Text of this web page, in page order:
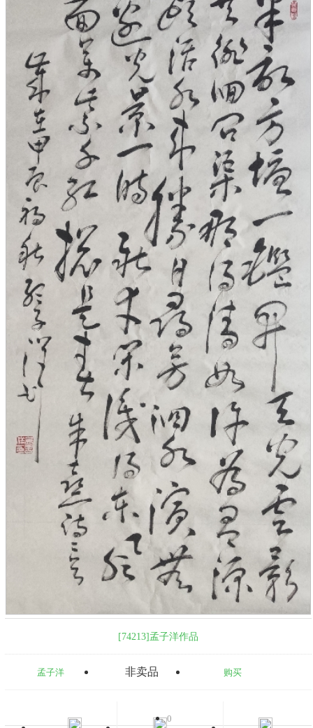
[74213]孟子洋作品
孟子洋 非卖品 购买
0